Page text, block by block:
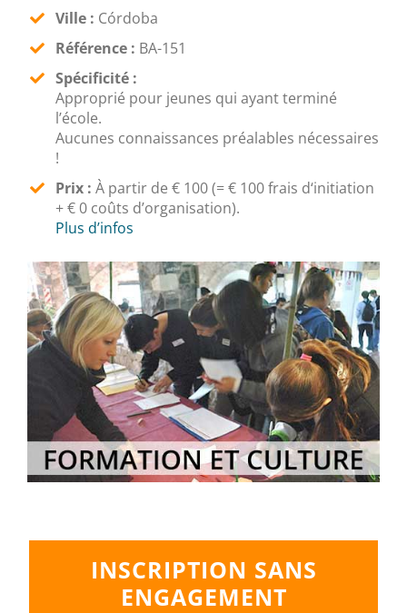
Ville : Córdoba
Référence : BA-151
Spécificité :
Approprié pour jeunes qui ayant terminé
l’école.
Aucunes connaissances préalables nécessaires
!
Prix : À partir de € 100 (= € 100 frais d‘initiation
+ € 0 coûts d’organisation).
Plus d’infos
INSCRIPTION SANS
ENGAGEMENT